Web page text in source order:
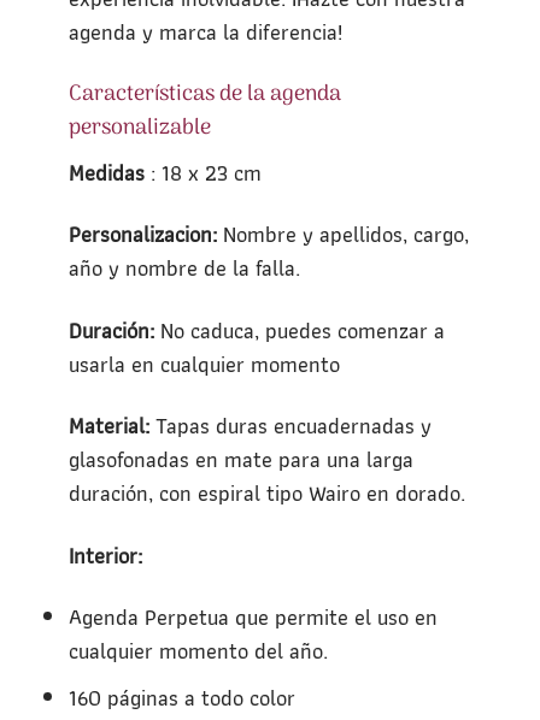
agenda y marca la diferencia!
Características de la agenda
personalizable
Medidas: 18 x 23 cm
Personalizacion:Nombre y apellidos, cargo,
año y nombre de la falla.
Duración:No caduca, puedes comenzar a
usarla en cualquier momento
Material:Tapas duras encuadernadas y
glasofonadas en mate para una larga
duración, con espiral tipo Wairo en dorado.
Interior:
Agenda Perpetua que permite el uso en
cualquier momento del año.
160 páginas a todo color